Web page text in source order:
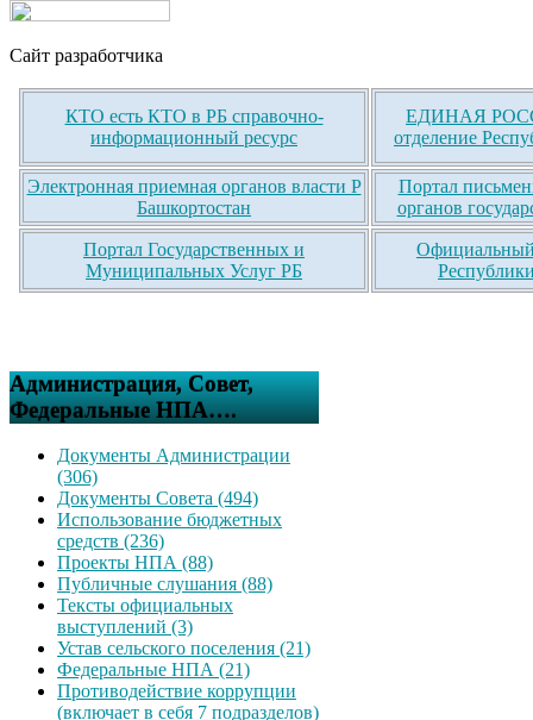
Сайт разработчика
КТО есть КТО в РБ справочно-
информационный ресурс
ЕДИНАЯ
отделение
Электронная приемная органов власти Р
Башкортостан
Портал
органов
Портал Государственных и
Муниципальных Услуг РБ
Официальный
Администрация, Совет,
Федеральные НПА….
Документы Администрации
(306)
Документы Совета (494)
Использование бюджетных
средств (236)
Проекты НПА (88)
Публичные слушания (88)
Тексты официальных
выступлений (3)
Устав сельского поселения (21)
Федеральные НПА (21)
Противодействие коррупции
(включает в себя 7 подразделов)